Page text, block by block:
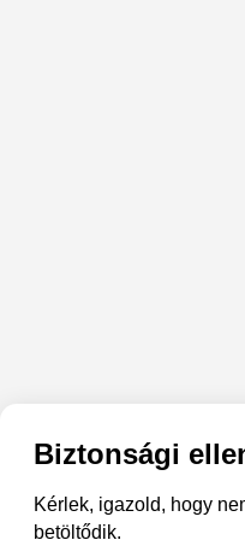
Biztonsági
Kérlek, igazold, hogy
betöltődik.